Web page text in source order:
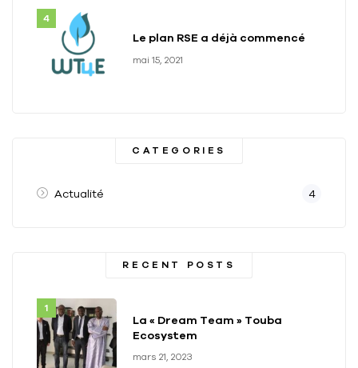
Le plan RSE a déjà commencé
mai 15, 2021
CATEGORIES
Actualité 4
RECENT POSTS
La « Dream Team » Touba
Ecosystem
mars 21, 2023